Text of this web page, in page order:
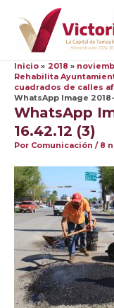
contenido
Inicio 2018
Rehabilita
cuadrados de calles
WhatsApp Image 2018-
WhatsApp
16.42.12 (3)
Por Comunicación / 8